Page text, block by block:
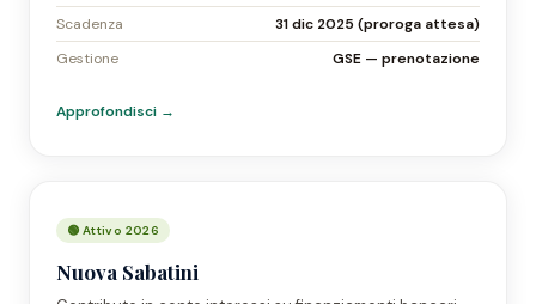
Scadenza
31 dic 2025 (proroga attesa)
Gestione
GSE — prenotazione
Approfondisci →
🟢 Attivo 2026
Nuova Sabatini